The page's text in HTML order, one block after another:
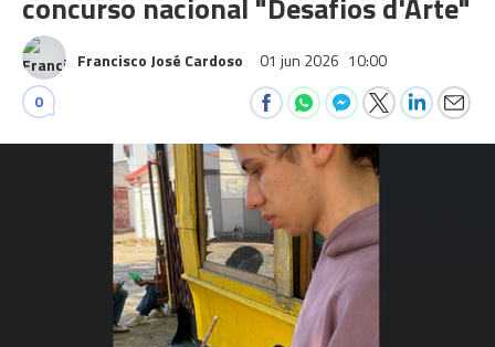
Francisco José Cardoso 01 jun 2026 10:00
0